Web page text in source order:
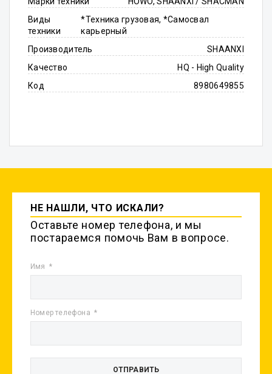
Виды
техники
*Техника грузовая, *Самосвал
карьерный
Производитель
SHAANXI
Качество
HQ - High Quality
Код
8980649855
НЕ НАШЛИ, ЧТО ИСКАЛИ?
Оставьте номер телефона, и мы
постараемся помочь Вам в вопросе.
Имя
Номер телефона